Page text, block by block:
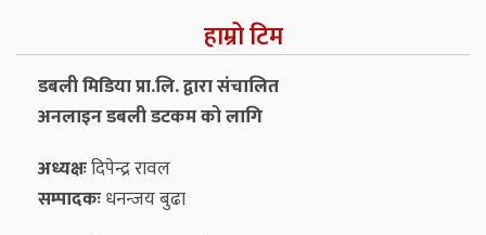
हाम्रो टिम
डबली मिडिया प्रा.लि. द्वारा संचालित
अनलाइन डबली डटकम को लागि
अध्यक्षःदिपेन्द्र रावल
सम्पादकःधनन्‍जय बुढा